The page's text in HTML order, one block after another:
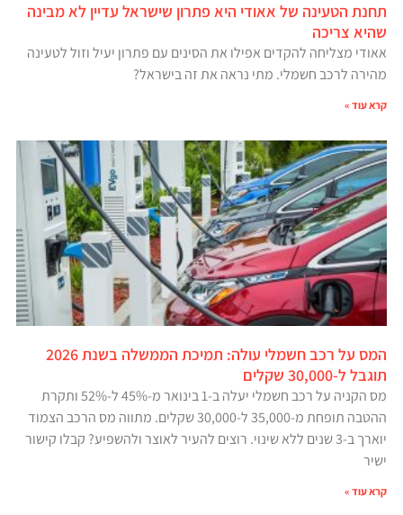
תחנת הטעינה של אאודי היא פתרון שישראל עדיין לא מבינה
שהיא צריכה
אאודי מצליחה להקדים אפילו את הסינים עם פתרון יעיל וזול לטעינה
מהירה לרכב חשמלי. מתי נראה את זה בישראל?
קרא עוד »
המס על רכב חשמלי עולה: תמיכת הממשלה בשנת 2026
תוגבל ל-30,000 שקלים
מס הקניה על רכב חשמלי יעלה ב-1 בינואר מ-45% ל-52% ותקרת
ההטבה תופחת מ-35,000 ל-30,000 שקלים. מתווה מס הרכב הצמוד
יוארך ב-3 שנים ללא שינוי. רוצים להעיר לאוצר ולהשפיע? קבלו קישור
ישיר
קרא עוד »